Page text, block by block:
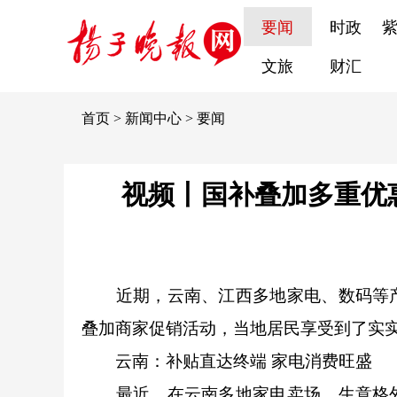
要闻 时政
文旅 财汇
首页 > 新闻中心 > 要闻
视频丨国补叠加多重
近期，云南、江西多地家电、数码等
叠加商家促销活动，当地居民享受到了实
云南：补贴直达终端 家电消费旺盛